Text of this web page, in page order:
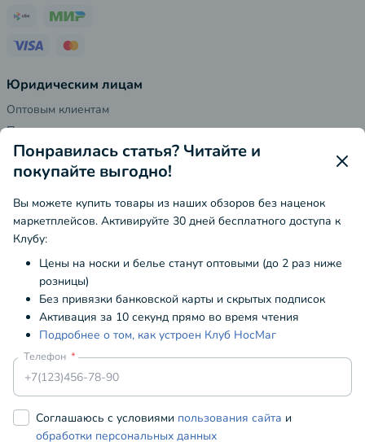
Понравилась статья? Читайте и
покупайте выгодно!
Вы можете купить товары из наших обзоров без наценок
маркетплейсов. Активируйте 30 дней бесплатного доступа к
Клубу:
Цены на носки и белье станут оптовыми (до 2 раз ниже
розницы)
Без привязки банковской карты и скрытых подписок
Активация за 10 секунд прямо во время чтения
Подробнее о том, как устроен Клуб НосМаг
Телефон
Cоглашаюсь с условиями пользования сайта и
обработки персональных данных
Юридическим лицам
Оптовым клиентам
Поставщикам
Реквизиты
Адрес
г. Москва, м. Строгино, ул. Кулакова, 20 стр 1Б
8 800 333 13 27(Бесплатная линия)
admin@nosmag.ru
Есть вопрос?Напишите нам
с 10:00 до 19:00 по МСК, выходной ПН-ВТ
Публичная оферта
Мы заботимся о вашей конфиденциальности
Находясь на данном сайте вы соглашаетесь с тем, что мы
используемcookie-файлы